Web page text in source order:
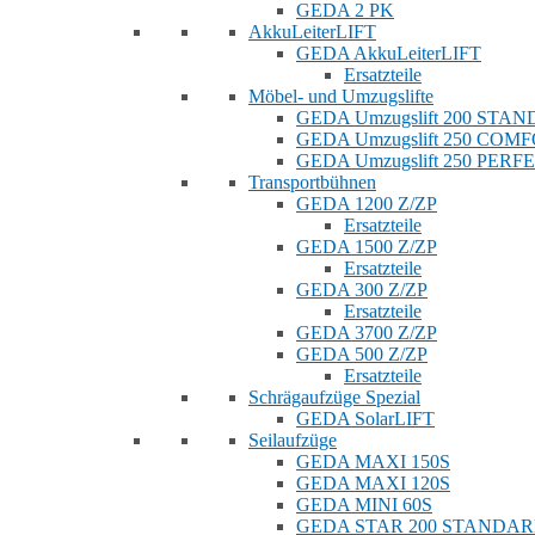
GEDA 2 PK
AkkuLeiterLIFT
GEDA AkkuLeiterLIFT
Ersatzteile
Möbel- und Umzugslifte
GEDA Umzugslift 200
GEDA Umzugslift 250
GEDA Umzugslift 250
Transportbühnen
GEDA 1200 Z/ZP
Ersatzteile
GEDA 1500 Z/ZP
Ersatzteile
GEDA 300 Z/ZP
Ersatzteile
GEDA 3700 Z/ZP
GEDA 500 Z/ZP
Ersatzteile
Schrägaufzüge Spezial
GEDA SolarLIFT
Seilaufzüge
GEDA MAXI 150S
GEDA MAXI 120S
GEDA MINI 60S
GEDA STAR 200